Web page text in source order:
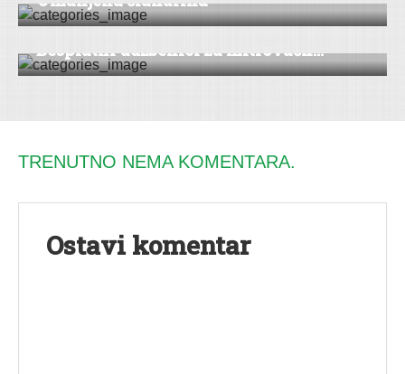
DRUŠTVO|SREMSKA MITROVICA
Besplatni udžbenici za mitrovačk...
TRENUTNO NEMA KOMENTARA.
Ostavi komentar